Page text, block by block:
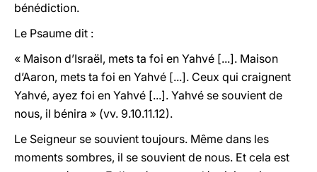
bénédiction.
Le Psaume dit :
« Maison d’Israël, mets ta foi en Yahvé [...]. Maison
d’Aaron, mets ta foi en Yahvé [...]. Ceux qui craignent
Yahvé, ayez foi en Yahvé [...]. Yahvé se souvient de
nous, il bénira » (vv. 9.10.11.12).
Le Seigneur se souvient toujours. Même dans les
moments sombres, il se souvient de nous. Et cela est